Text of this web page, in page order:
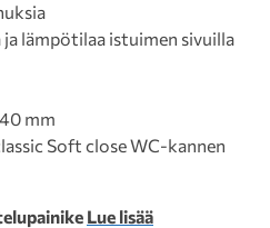
ja lämpötilaa istuimen sivuilla
mm
Soft close WC-kannen
Lue lisää